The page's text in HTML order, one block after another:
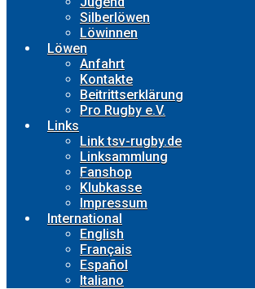
Silberlöwen
Löwinnen
Löwen
Anfahrt
Kontakte
Beitrittserklärung
Pro Rugby e.V.
Links
Link tsv-rugby.de
Linksammlung
Fanshop
Klubkasse
Impressum
International
English
Français
Español
Italiano